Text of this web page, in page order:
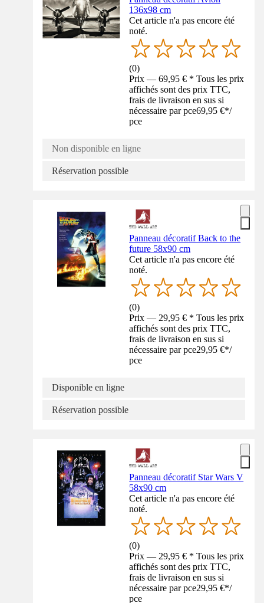
136x98 cm
Cet article n'a pas encore été
noté.
(0)
Prix — 69,95 € * Tous les prix
affichés sont des prix TTC,
frais de livraison en sus si
nécessaire par pce69,95 €*/
pce
Non disponible en ligne
Réservation possible
Panneau décoratif Back to the
future 58x90 cm
Cet article n'a pas encore été
noté.
(0)
Prix — 29,95 € * Tous les prix
affichés sont des prix TTC,
frais de livraison en sus si
nécessaire par pce29,95 €*/
pce
Disponible en ligne
Réservation possible
Panneau décoratif Star Wars V
58x90 cm
Cet article n'a pas encore été
noté.
(0)
Prix — 29,95 € * Tous les prix
affichés sont des prix TTC,
frais de livraison en sus si
nécessaire par pce29,95 €*/
pce